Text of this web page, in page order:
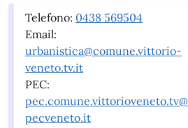
Telefono: 0438 569504
Email:
urbanistica@comune.vittorio-
veneto.tv.it
PEC:
pec.comune.vittorioveneto.tv@
pecveneto.it